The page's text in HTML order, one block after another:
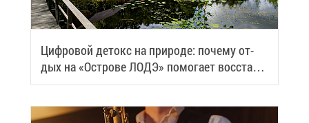
Циф­ро­вой де­токс на при­ро­де: по­че­му от­
дых на «Ост­ро­ве ЛОДЭ» по­мо­га­ет вос­ста­но­
вить си­лы